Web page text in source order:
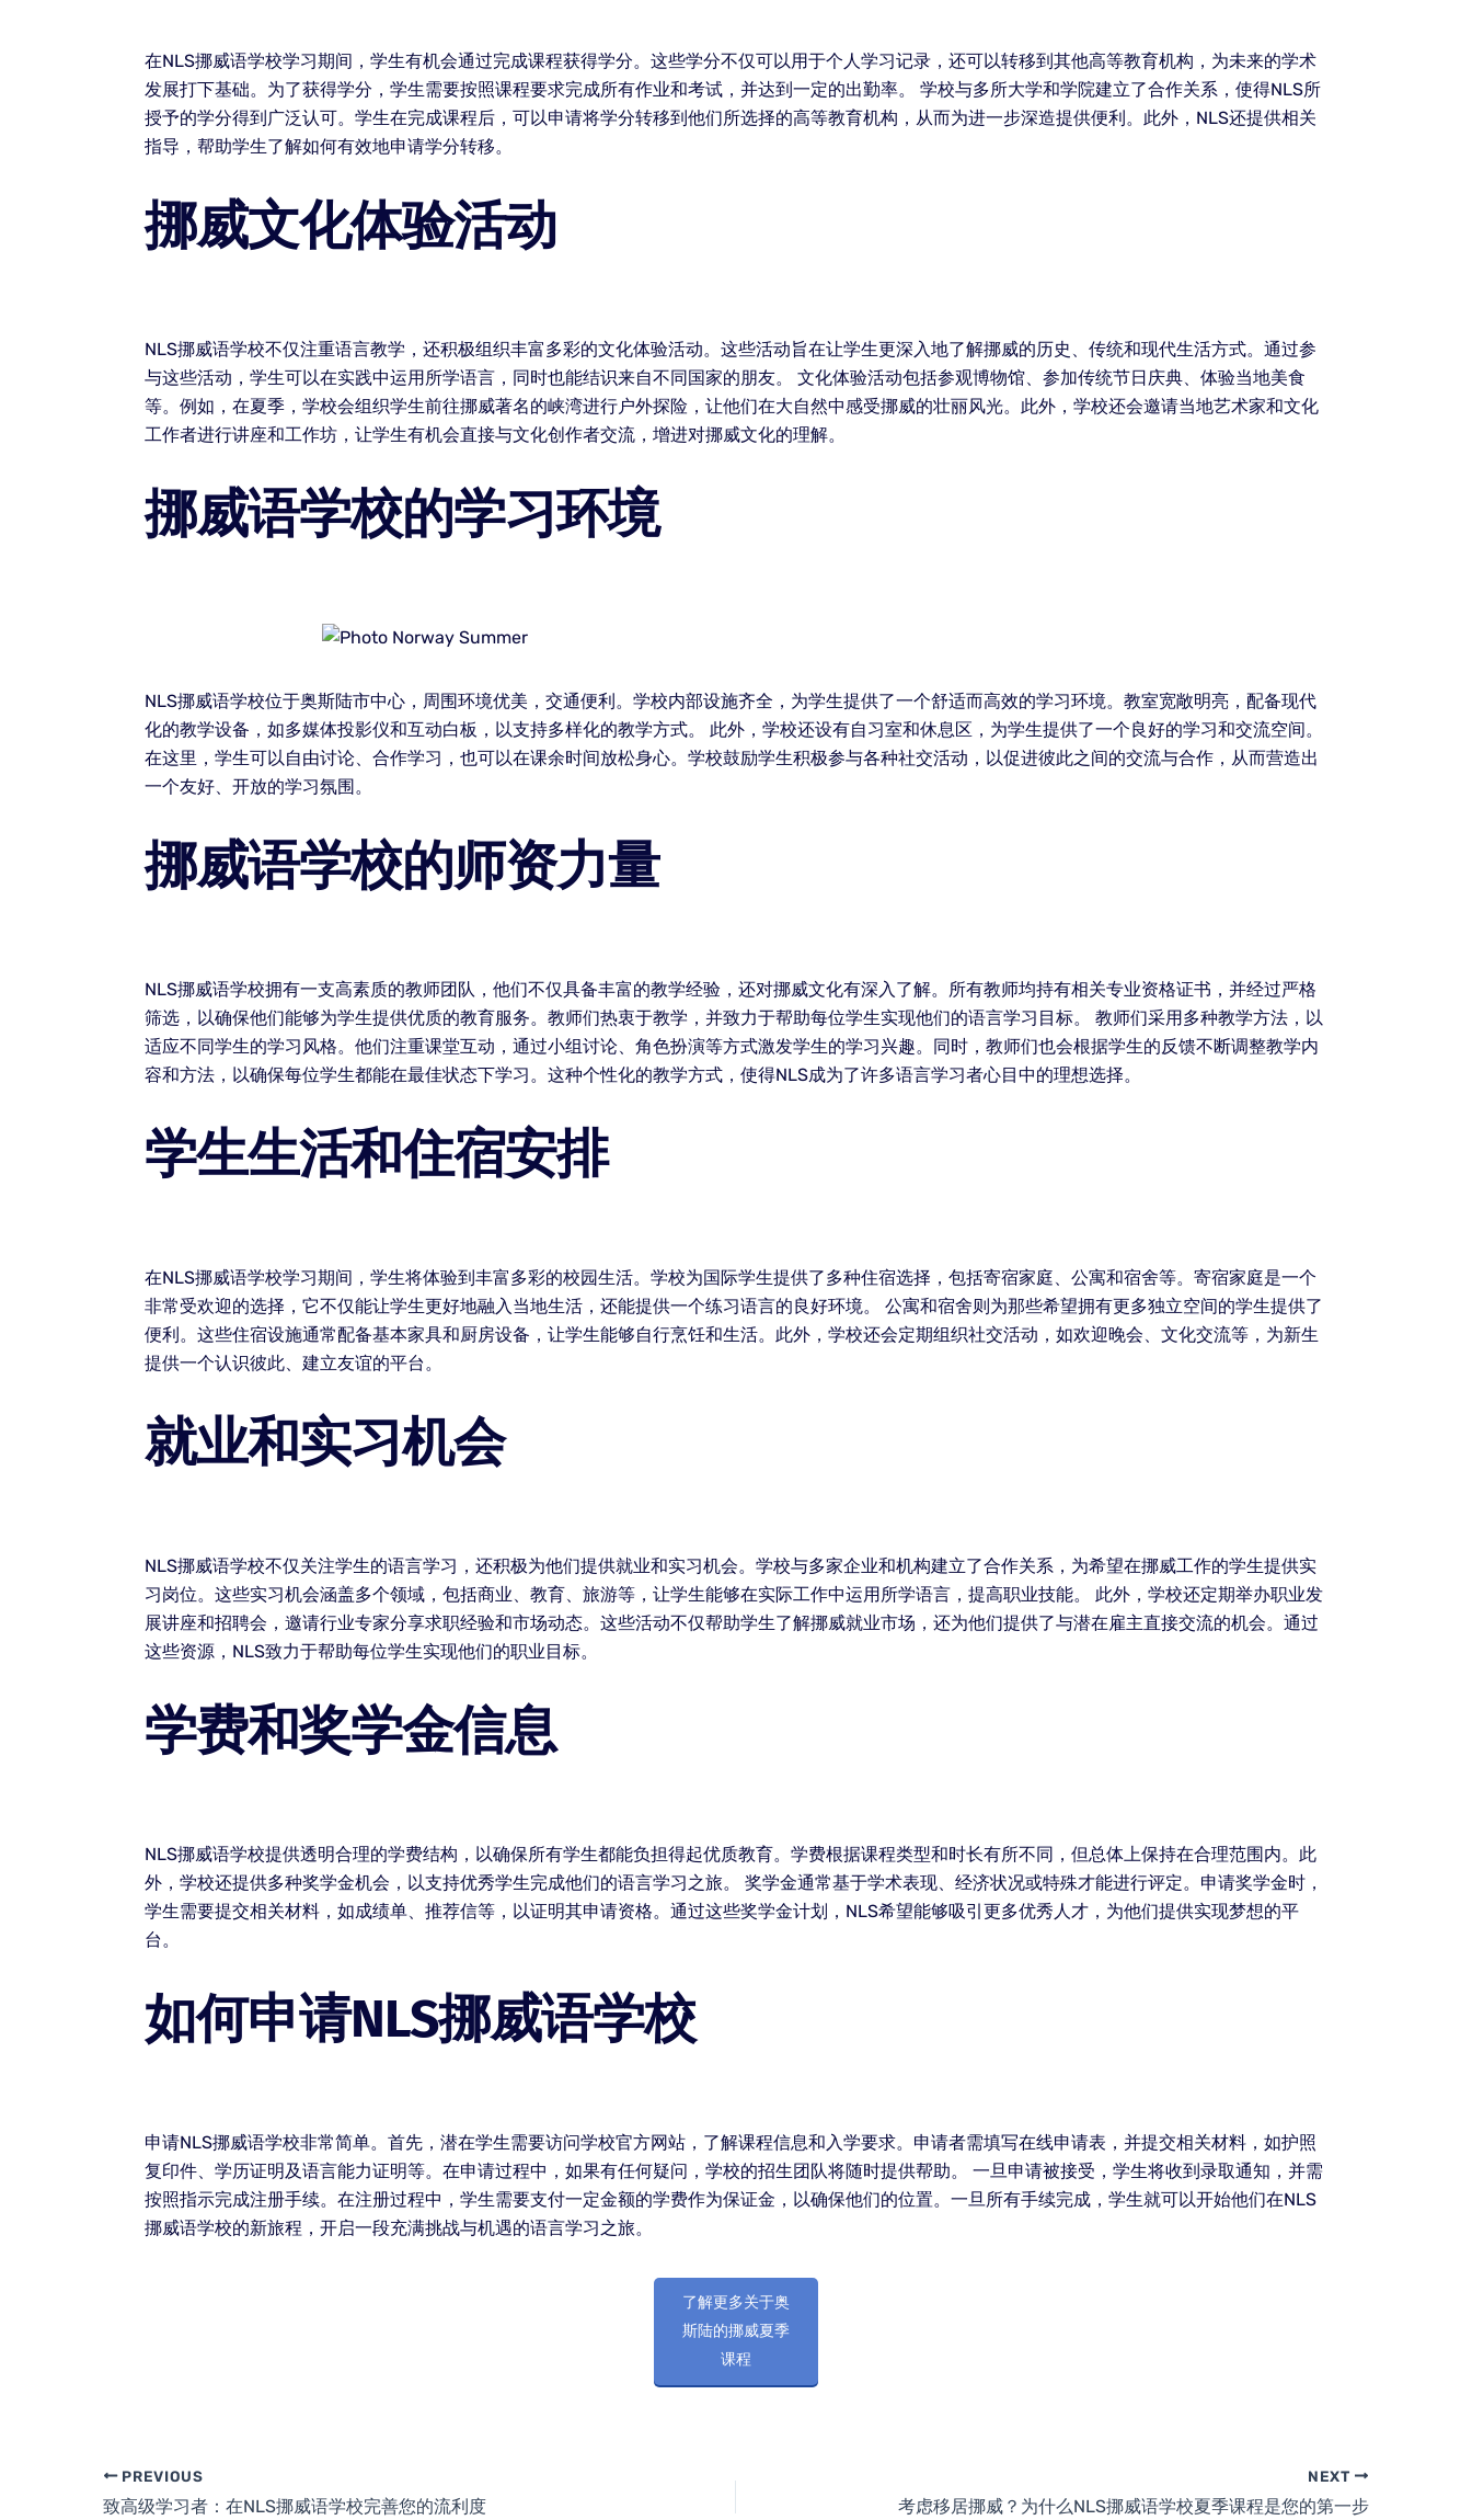
在NLS挪威语学校学习期间，学生有机会通过完成课程获得学分。这些学分不仅可以用于个人学习记录，还可以转移到其他高等教育机构，为未来的学术
发展打下基础。为了获得学分，学生需要按照课程要求完成所有作业和考试，并达到一定的出勤率。 学校与多所大学和学院建立了合作关系，使得NLS所
授予的学分得到广泛认可。学生在完成课程后，可以申请将学分转移到他们所选择的高等教育机构，从而为进一步深造提供便利。此外，NLS还提供相关
指导，帮助学生了解如何有效地申请学分转移。
挪威文化体验活动
NLS挪威语学校不仅注重语言教学，还积极组织丰富多彩的文化体验活动。这些活动旨在让学生更深入地了解挪威的历史、传统和现代生活方式。通过参
与这些活动，学生可以在实践中运用所学语言，同时也能结识来自不同国家的朋友。 文化体验活动包括参观博物馆、参加传统节日庆典、体验当地美食
等。例如，在夏季，学校会组织学生前往挪威著名的峡湾进行户外探险，让他们在大自然中感受挪威的壮丽风光。此外，学校还会邀请当地艺术家和文化
工作者进行讲座和工作坊，让学生有机会直接与文化创作者交流，增进对挪威文化的理解。
挪威语学校的学习环境
NLS挪威语学校位于奥斯陆市中心，周围环境优美，交通便利。学校内部设施齐全，为学生提供了一个舒适而高效的学习环境。教室宽敞明亮，配备现代
化的教学设备，如多媒体投影仪和互动白板，以支持多样化的教学方式。 此外，学校还设有自习室和休息区，为学生提供了一个良好的学习和交流空间。
在这里，学生可以自由讨论、合作学习，也可以在课余时间放松身心。学校鼓励学生积极参与各种社交活动，以促进彼此之间的交流与合作，从而营造出
一个友好、开放的学习氛围。
挪威语学校的师资力量
NLS挪威语学校拥有一支高素质的教师团队，他们不仅具备丰富的教学经验，还对挪威文化有深入了解。所有教师均持有相关专业资格证书，并经过严格
筛选，以确保他们能够为学生提供优质的教育服务。教师们热衷于教学，并致力于帮助每位学生实现他们的语言学习目标。 教师们采用多种教学方法，以
适应不同学生的学习风格。他们注重课堂互动，通过小组讨论、角色扮演等方式激发学生的学习兴趣。同时，教师们也会根据学生的反馈不断调整教学内
容和方法，以确保每位学生都能在最佳状态下学习。这种个性化的教学方式，使得NLS成为了许多语言学习者心目中的理想选择。
学生生活和住宿安排
在NLS挪威语学校学习期间，学生将体验到丰富多彩的校园生活。学校为国际学生提供了多种住宿选择，包括寄宿家庭、公寓和宿舍等。寄宿家庭是一个
非常受欢迎的选择，它不仅能让学生更好地融入当地生活，还能提供一个练习语言的良好环境。 公寓和宿舍则为那些希望拥有更多独立空间的学生提供了
便利。这些住宿设施通常配备基本家具和厨房设备，让学生能够自行烹饪和生活。此外，学校还会定期组织社交活动，如欢迎晚会、文化交流等，为新生
提供一个认识彼此、建立友谊的平台。
就业和实习机会
NLS挪威语学校不仅关注学生的语言学习，还积极为他们提供就业和实习机会。学校与多家企业和机构建立了合作关系，为希望在挪威工作的学生提供实
习岗位。这些实习机会涵盖多个领域，包括商业、教育、旅游等，让学生能够在实际工作中运用所学语言，提高职业技能。 此外，学校还定期举办职业发
展讲座和招聘会，邀请行业专家分享求职经验和市场动态。这些活动不仅帮助学生了解挪威就业市场，还为他们提供了与潜在雇主直接交流的机会。通过
这些资源，NLS致力于帮助每位学生实现他们的职业目标。
学费和奖学金信息
NLS挪威语学校提供透明合理的学费结构，以确保所有学生都能负担得起优质教育。学费根据课程类型和时长有所不同，但总体上保持在合理范围内。此
外，学校还提供多种奖学金机会，以支持优秀学生完成他们的语言学习之旅。 奖学金通常基于学术表现、经济状况或特殊才能进行评定。申请奖学金时，
学生需要提交相关材料，如成绩单、推荐信等，以证明其申请资格。通过这些奖学金计划，NLS希望能够吸引更多优秀人才，为他们提供实现梦想的平
台。
如何申请NLS挪威语学校
申请NLS挪威语学校非常简单。首先，潜在学生需要访问学校官方网站，了解课程信息和入学要求。申请者需填写在线申请表，并提交相关材料，如护照
复印件、学历证明及语言能力证明等。在申请过程中，如果有任何疑问，学校的招生团队将随时提供帮助。 一旦申请被接受，学生将收到录取通知，并需
按照指示完成注册手续。在注册过程中，学生需要支付一定金额的学费作为保证金，以确保他们的位置。一旦所有手续完成，学生就可以开始他们在NLS
挪威语学校的新旅程，开启一段充满挑战与机遇的语言学习之旅。
了解更多关于奥
斯陆的挪威夏季
课程
PREVIOUS
致高级学习者：在NLS挪威语学校完善您的流利度
NEXT
考虑移居挪威？为什么NLS挪威语学校夏季课程是您的第一步